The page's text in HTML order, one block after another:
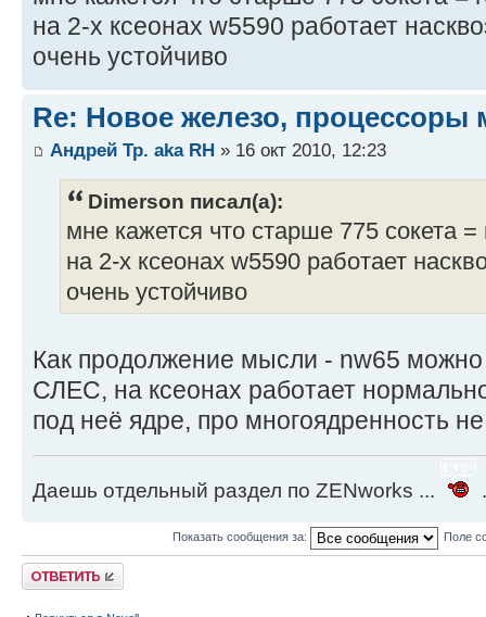
на 2-х ксеонах w5590 работает
очень устойчиво
Re: Новое железо, процессоры
Андрей Тр. aka RH » 16 окт 2010, 12:23
Dimerson писал(а):
мне кажется что старше 775 сокета =
на 2-х ксеонах w5590 работает
очень устойчиво
Как продолжение мысли - nw65 можно
СЛЕС, на ксеонах работает
под неё ядре, про многоядренность
Даешь отдельный раздел по ZENworks ...
Показать сообщения за: Поле
Ответить